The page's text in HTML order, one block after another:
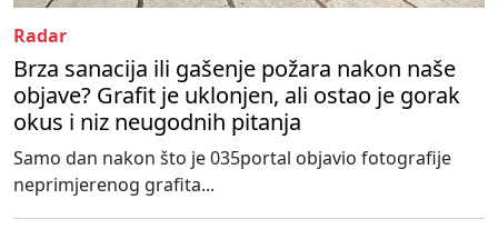
Radar
Brza sanacija ili gašenje požara nakon naše
objave? Grafit je uklonjen, ali ostao je gorak
okus i niz neugodnih pitanja
Samo dan nakon što je 035portal objavio fotografije
neprimjerenog grafita...